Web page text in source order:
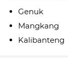
Genuk
Mangkang
Kalibanteng